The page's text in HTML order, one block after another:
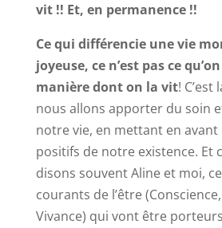
vit !! Et, en permanence !!
Ce qui différencie une vie
joyeuse, ce n’est pas ce
manière dont on la vit!
nous allons apporter du soin
notre vie, en mettant en
positifs de notre existence. Et
disons souvent Aline et moi,
courants de l’être
Vivance) qui vont être